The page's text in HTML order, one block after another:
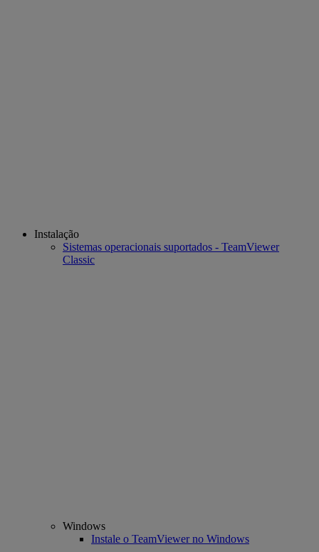
Instalação
Sistemas operacionais suportados - TeamViewer
Classic
Windows
Instale o TeamViewer no Windows